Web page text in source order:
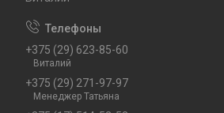
+375 (29) 623-85-60
Виталий
+375 (29) 271-97-97
Менеджер Татьяна